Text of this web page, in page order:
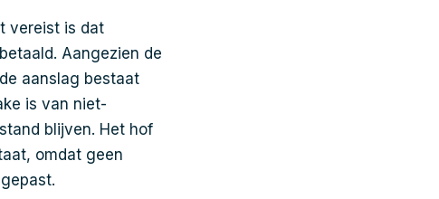
vereist is dat
Aangezien de
aanslag bestaat
is van niet-
blijven. Het hof
omdat geen